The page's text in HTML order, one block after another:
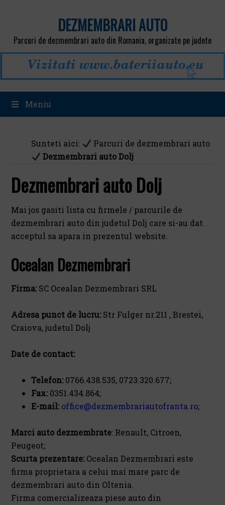
DEZMEMBRARI AUTO
Parcuri de dezmembrari auto din Romania, organizate pe judete
Meniu
Sunteti aici:
Parcuri de dezmembrari auto
Dezmembrari auto Dolj
Dezmembrari auto Dolj
Mai jos gasiti lista cu firmele / parcurile de
dezmembrari auto din judetul Dolj care si-au dat
acceptul sa apara in prezentul website.
Ocealan Dezmembrari
Firma: SC Ocealan Dezmembrari SRL
Adresa punct de lucru: Str Fulger nr.211 , Brestei,
Craiova, judetul Dolj
Date de contact:
Telefon: 0766.438.535, 0723.320.677;
Fax: 0351.434.864;
E-mail: office@dezmembrariautofranta.ro;
Marci auto dezmembrate: Renault, Citroen,
Peugeot;
Scurta prezentare: Ocealan Dezmembrari este
firma proprietara a celui mai mare parc de
dezmembrari auto din Oltenia.
Firma comercializeaza piese auto din